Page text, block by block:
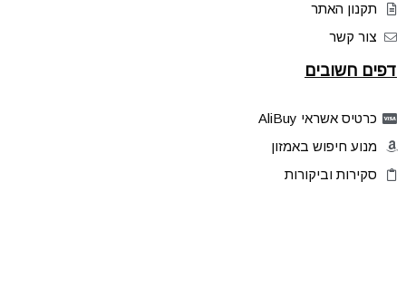
תקנון האתר
צור קשר
דפים חשובים
כרטיס אשראי AliBuy
מנוע חיפוש באמזון
סקירות וביקורות